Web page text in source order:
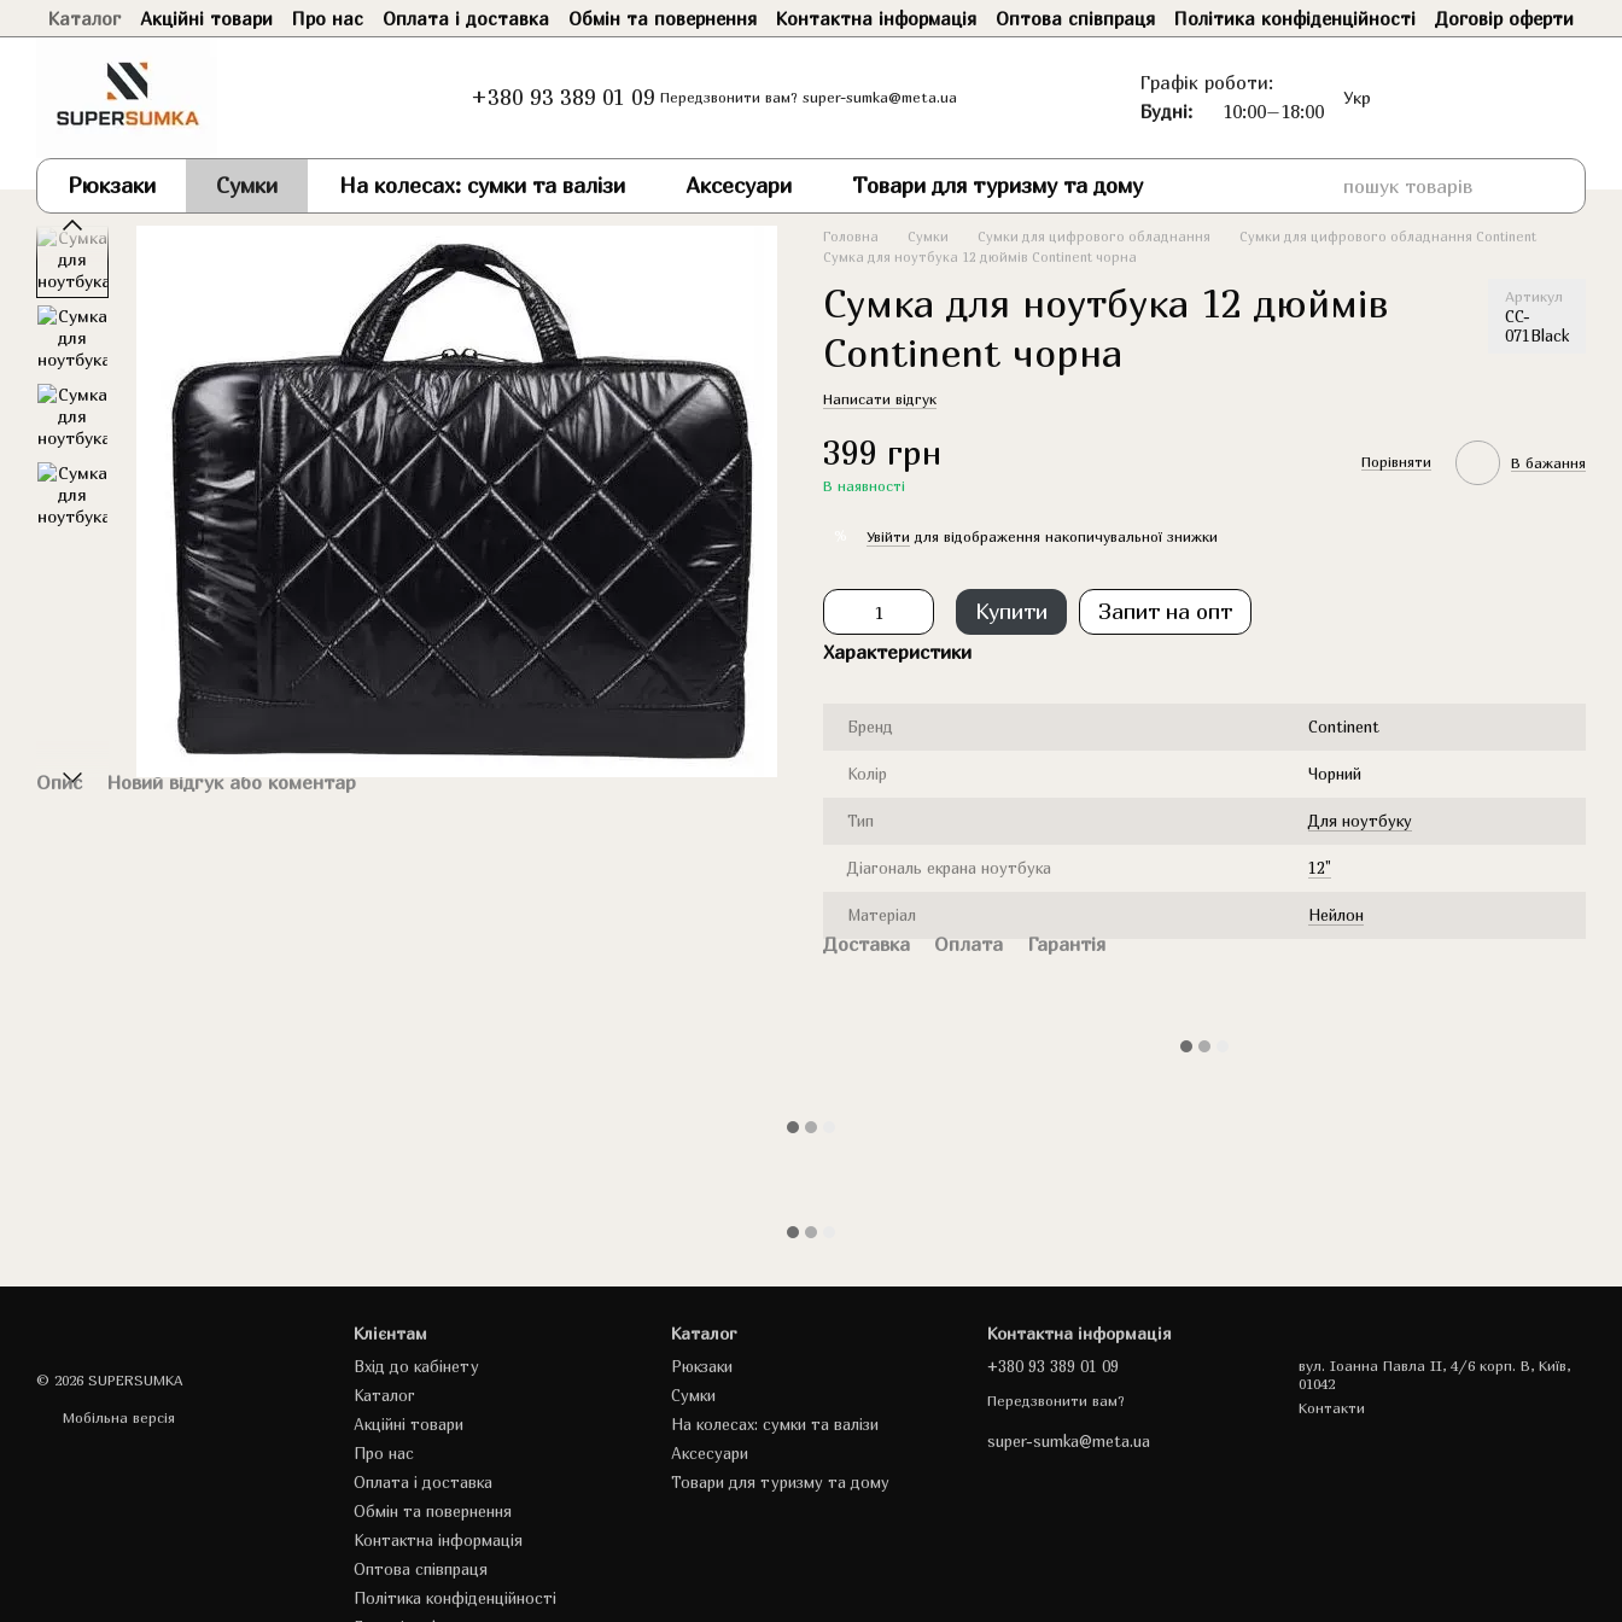
Перейти до основного контенту
Каталог Акційні товари Про нас Оплата і доставка Обмін та повернення Контактна інформація Оптова співпраця Політика конфіденційності Договір оферти
+380 93 389 01 09 Передзвонити вам? super-sumka@meta.ua
Графік роботи:
Будні:
10:00–18:00
Укр
Рюкзаки Сумки На колесах: сумки та валізи Аксесуари Товари для туризму та дому
Опис Новий відгук або коментар
Головна Сумки Сумки для цифрового обладнання
Сумки для цифрового обладнання Continent
Сумка для ноутбука 12 дюймів Continent чорна
Сумка для ноутбука 12 дюймів
Continent чорна
Артикул
CC-
071Black
Написати відгук
399 грн
В наявності
Порівняти В бажання
Увійти для відображення накопичувальної знижки
Купити Запит на опт
Характеристики
Бренд Continent
Колір Чорний
Тип Для ноутбуку
Діагональ екрана ноутбука 12"
Матеріал Нейлон
Доставка Оплата Гарантія
© 2026 SUPERSUMKA
Мобільна версія
Клієнтам
Вхід до кабінету
Каталог
Акційні товари
Про нас
Оплата і доставка
Обмін та повернення
Контактна інформація
Оптова співпраця
Політика конфіденційності
Каталог
Рюкзаки
Сумки
На колесах: сумки та валізи
Аксесуари
Товари для туризму та дому
Контактна інформація
+380 93 389 01 09
Передзвонити вам?
super-sumka@meta.ua
вул. Іоанна Павла II, 4/6 корп. В, Київ,
01042
Контакти